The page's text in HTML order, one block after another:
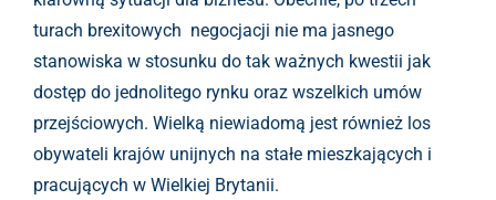
turach brexitowych negocjacji nie ma jasnego
stanowiska w stosunku do tak ważnych kwestii jak
dostęp do jednolitego rynku oraz wszelkich umów
przejściowych. Wielką niewiadomą jest również los
obywateli krajów unijnych na stałe mieszkających i
pracujących w Wielkiej Brytanii.